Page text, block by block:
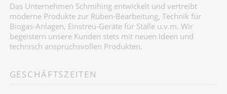
Das Unternehmen Schmihing entwickelt und vertreibt
moderne Produkte zur Rüben-Bearbeitung, Technik für
Biogas-Anlagen, Einstreu-Geräte für Ställe u.v.m. Wir
begeistern unsere Kunden stets mit neuen Ideen und
technisch anspruchsvollen Produkten.
GESCHÄFTSZEITEN